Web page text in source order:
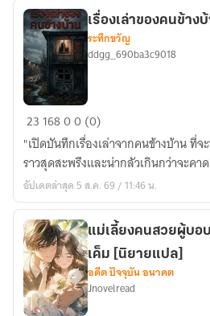
เรื่อง
เล่า
ของ
คน
ข้าง
บ้าน
เรื่องเล่าของคนข้าง
ระทึกขวัญ
ddgg_690ba3c9018
23 16800 (0)
"เปิดบันทึกเรื่องเล่าจากคนข้างบ้าน ที่
ราวสุดสะพรึงและน่ากลัวเกินกว่าจะคา
อัปเดตล่าสุด 5 ส.ค. 69 / 11:46 น.
แม่เลี้ยงคนสวยผู้บอ
เค็ม [นิยายแปล]
อดีต ปัจจุบัน อนาคต
Jnovelread